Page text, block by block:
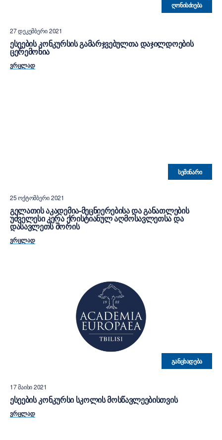
ᲦᲝᲜᲘᲡᲫᲘᲔᲑᲐ
27 ᲓᲔᲙᲔᲛᲑᲔᲠᲘ 2021
ᲔᲡᲔᲔᲑᲘᲡ ᲙᲝᲜᲙᲣᲠᲡᲘᲡ ᲒᲐᲛᲐᲠᲯᲕᲔᲑᲣᲚᲗᲐ ᲓᲐᲯᲘᲚᲓᲝᲔᲑᲘᲡ
ᲪᲔᲠᲔᲛᲝᲜᲘᲐ
ᲕᲠᲪᲚᲐᲓ
ᲡᲔᲛᲘᲜᲐᲠᲘ
25 ᲝᲥᲢᲝᲛᲑᲔᲠᲘ 2021
ᲒᲔᲚᲐᲗᲘᲡ ᲐᲙᲐᲓᲔᲛᲘᲐ-ᲛᲔᲪᲜᲘᲔᲠᲔᲑᲘᲡᲐ ᲓᲐ ᲒᲐᲜᲐᲗᲚᲔᲑᲘᲡ
ᲣᲫᲕᲔᲚᲔᲡᲘ ᲙᲔᲠᲐ ᲥᲠᲘᲡᲢᲘᲐᲜᲣᲚ ᲐᲦᲛᲝᲡᲐᲕᲚᲔᲗᲡᲐ ᲓᲐ
ᲓᲐᲡᲐᲕᲚᲔᲗᲡ ᲨᲝᲠᲘᲡ
ᲕᲠᲪᲚᲐᲓ
ᲒᲐᲜᲪᲮᲐᲓᲔᲑᲐ
17 ᲛᲐᲘᲡᲘ 2021
ᲔᲡᲔᲔᲑᲘᲡ ᲙᲝᲜᲙᲣᲠᲡᲘ ᲡᲙᲝᲚᲘᲡ ᲛᲝᲡᲬᲐᲕᲚᲔᲔᲑᲘᲡᲗᲕᲘᲡ
ᲕᲠᲪᲚᲐᲓ